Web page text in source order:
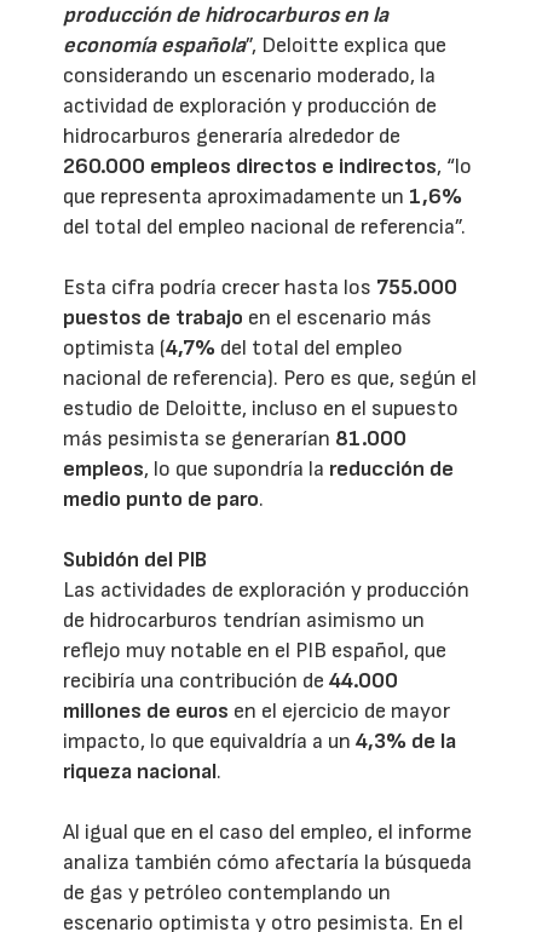
producción de hidrocarburos en la
economía española”, Deloitte explica que
considerando un escenario moderado, la
actividad de exploración y producción de
hidrocarburos generaría alrededor de
260.000 empleos directos e indirectos, “lo
que representa aproximadamente un 1,6%
del total del empleo nacional de referencia”.
Esta cifra podría crecer hasta los 755.000
puestos de trabajo en el escenario más
optimista (4,7% del total del empleo
nacional de referencia). Pero es que, según el
estudio de Deloitte, incluso en el supuesto
más pesimista se generarían 81.000
empleos, lo que supondría la reducción de
medio punto de paro.
Subidón del PIB
Las actividades de exploración y producción
de hidrocarburos tendrían asimismo un
reflejo muy notable en el PIB español, que
recibiría una contribución de44.000
millones de euros en el ejercicio de mayor
impacto, lo que equivaldría a un4,3% de la
riqueza nacional.
Al igual que en el caso del empleo, el informe
analiza también cómo afectaría la búsqueda
de gas y petróleo contemplando un
escenario optimista y otro pesimista. En el